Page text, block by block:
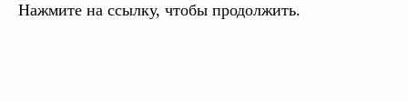
Нажмите на ссылку, чтобы продолжить.